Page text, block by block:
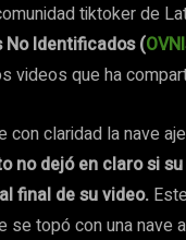
tiktoker de
No Identificados (
que ha
claridad la nave
no dejó en claro si
final de su video.
se topó con una